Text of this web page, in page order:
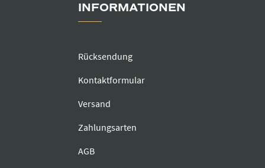
INFORMATIONEN
Rücksendung
Kontaktformular
Versand
Zahlungsarten
AGB